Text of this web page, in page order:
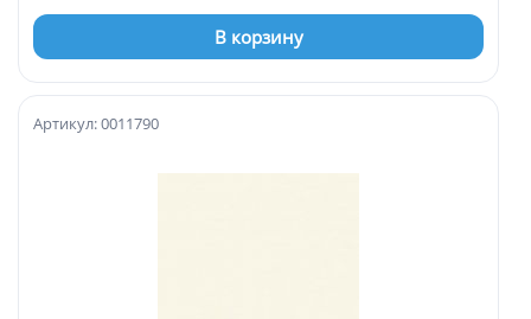
В корзину
Артикул: 0011790